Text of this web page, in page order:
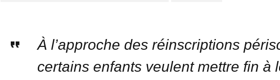
À l’approche des réinscriptions
certains enfants veulent mettre fin à